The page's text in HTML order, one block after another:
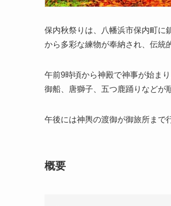
保内秋祭りは、八幡浜市保内町に
から多彩な練物が奉納され、伝統
午前9時頃から神殿で神事が始ま
御船、唐獅子、五つ鹿踊りなどが
午後には神輿の渡御が御旅所まで
概要